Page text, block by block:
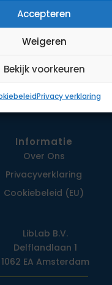
Accepteren
Weigeren
Bekijk voorkeuren
Privacy verklaring
Opdrachten
Werkwijze
Contact
Informatie
Over Ons
Privacy­verklaring
Cookiebeleid (EU)
LibLab B.V.
Delflandlaan 1
1062 EA Amsterdam